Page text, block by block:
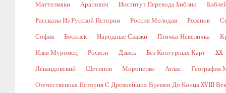
Маттелмяки Арапович Институт Перевода Библии
Рассказы Из Русской Истории Россия Молодая Розанов
София Босилек Народные Сказки Птичка-Невеличка
Илья Муромец Росмэн Дзысь Без Контурных Карт XX
Левандовский Щетинов Мироненко Атлас География
Отечественная История С Древнейших Времен До Конца XVIII